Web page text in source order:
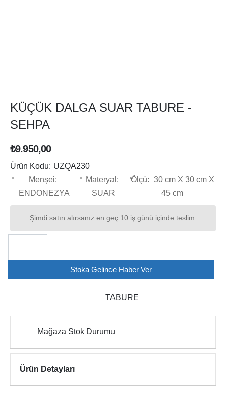
KÜÇÜK DALGA SUAR TABURE -
SEHPA
₺9.950,00
Ürün Kodu: UZQA230
Menşei:
ENDONEZYA
Materyal:
SUAR
Ölçü: 30 cm X 30 cm X
45 cm
Şimdi satın alırsanız en geç 10 iş günü içinde teslim.
Stoka Gelince Haber Ver
TABURE
Mağaza Stok Durumu
Ürün Detayları